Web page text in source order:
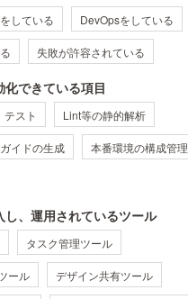
している DevOpsをしている
失敗が許容されている
できている項目
テスト Lint等の静的解析
イドの生成 本番環境の構成管理
し、運用されているツール
タスク管理ツール
ール デザイン共有ツール